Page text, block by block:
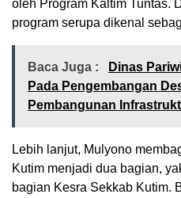
oleh Program Kaltim Tuntas.
program serupa dikenal
Baca Juga :
Dinas
Pada Pengembangan
Pembangunan
Lebih lanjut, Mulyono
Kutim menjadi dua bagian,
bagian Kesra Sekkab Kutim.